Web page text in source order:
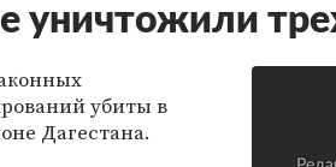
уничтожили
убиты в
Дагестана.